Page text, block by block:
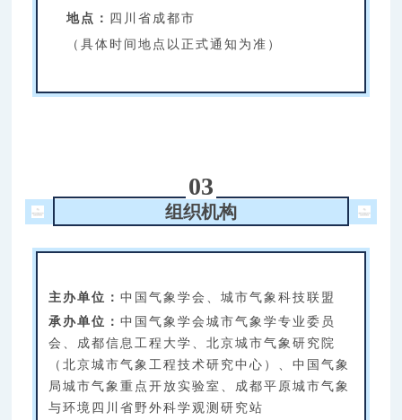
地点： 四川省成都市
（具体时间地点以正式通知为准）
03
组织机构
主办单位：中国气象学会、城市气象科技联盟
承办单位：中国气象学会城市气象学专业委员
会、成都信息工程大学、北京城市气象研究院
（北京城市气象工程技术研究中心）、中国气象
局城市气象重点开放实验室、成都平原城市气象
与环境四川省野外科学观测研究站